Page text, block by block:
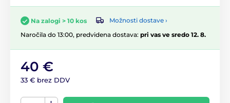
Na zalogi > 10 kos
Možnosti dostave ›
Naročila do 13:00, predvidena dostava: pri vas ve sredo 12. 8.
40 €
33 € brez DDV